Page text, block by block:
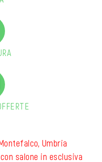
Umbria
salone in esclusiva